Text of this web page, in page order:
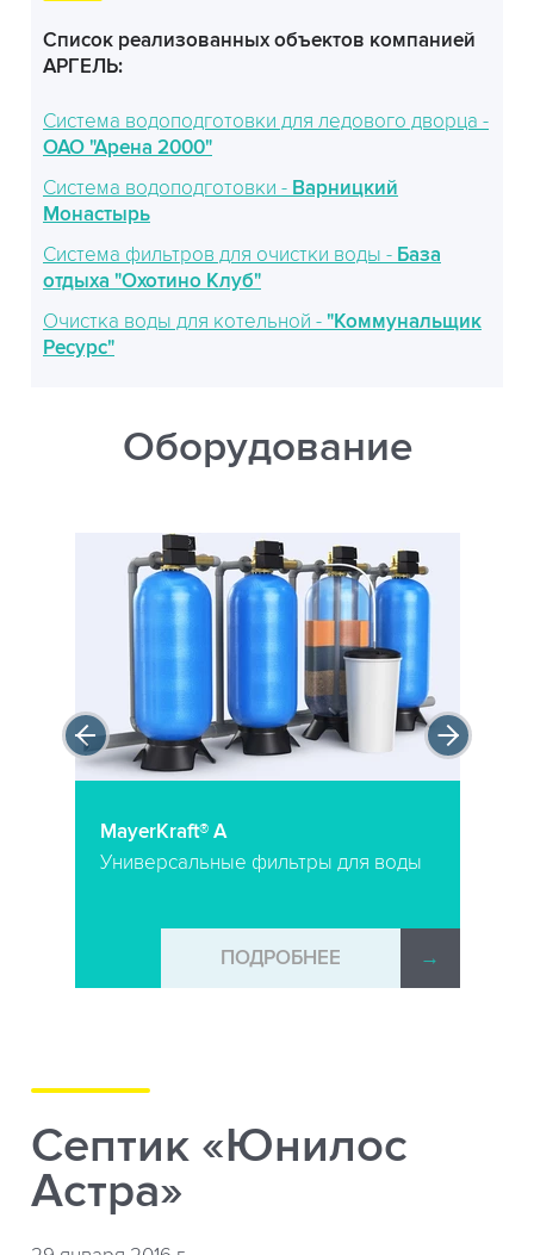
Список реализованных объектов компанией
АРГЕЛЬ:
Система водоподготовки для ледового дворца -
ОАО "Арена 2000"
Система водоподготовки - Варницкий
Монастырь
Система фильтров для очистки воды - База
отдыха "Охотино Клуб"
Очистка воды для котельной - "Коммунальщик
Ресурс"
Оборудование
MayerKraft® A
Универсальные фильтры для воды
ПОДРОБНЕЕ →
Септик «Юнилос
Астра»